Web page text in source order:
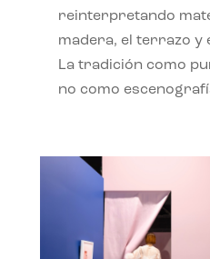
reinterpretando
madera, el terrazo y
La tradición como
no como